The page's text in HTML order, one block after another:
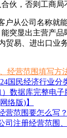
伙，否则工商局
户从公司名称就
突显出主营产品
贸易、进出口业
经营范围填写方
国民经济行业分
）数据库完整电
络版)】
营范围要怎么写？
司注册经营范围